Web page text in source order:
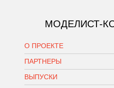
МОДЕЛИСТ-
О ПРОЕКТЕ
ПАРТНЕРЫ
ВЫПУСКИ